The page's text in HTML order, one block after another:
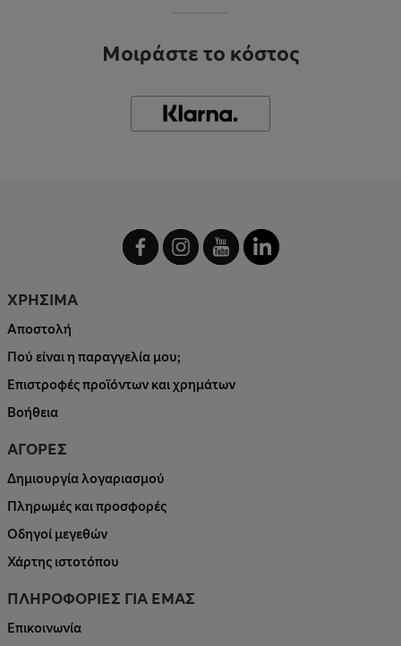
Μοιράστε το κόστος
ΧΡΗΣΙΜΑ
Αποστολή
Πού είναι η παραγγελία μου;
Επιστροφές προϊόντων και χρημάτων
Βοήθεια
ΑΓΟΡΕΣ
Δημιουργία λογαριασμού
Πληρωμές και προσφορές
Οδηγοί μεγεθών
Χάρτης ιστοτόπου
ΠΛΗΡΟΦΟΡΙΕΣ ΓΙΑ ΕΜΑΣ
Επικοινωνία